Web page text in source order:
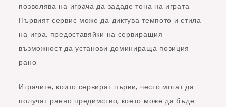
позволява на играча да зададе тона на играта.
Първият сервис може да диктува темпото и стила
на игра, предоставяйки на сервиращия
възможност да установи доминираща позиция
рано.
Играчите, които сервират първи, често могат да
получат ранно предимство, което може да бъде